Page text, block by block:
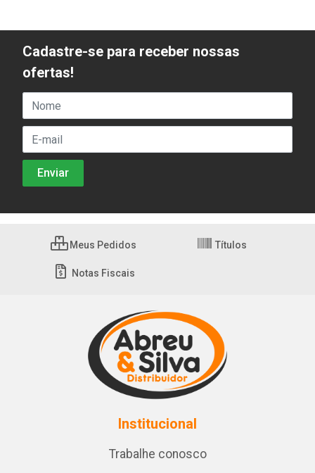
Cadastre-se para receber nossas
ofertas!
Meus Pedidos Títulos
Notas Fiscais
Institucional
Trabalhe conosco